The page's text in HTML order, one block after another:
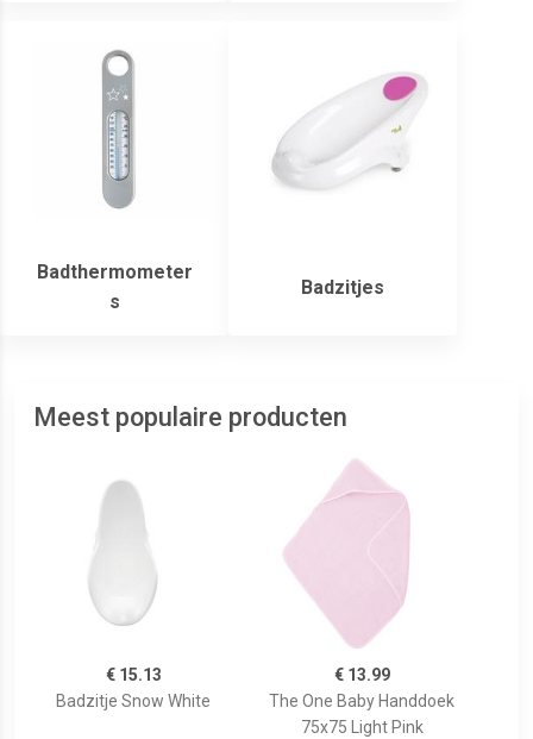
Badthermometer
s
Badzitjes
Meest populaire producten
€ 15.13
Badzitje Snow White
€ 13.99
The One Baby Handdoek
75x75 Light Pink